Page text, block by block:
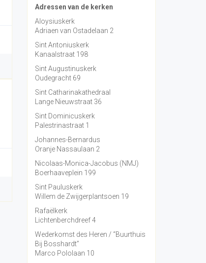
Adressen van de kerken
Aloysiuskerk
Adriaen van Ostadelaan 2
Sint Antoniuskerk
Kanaalstraat 198
Sint Augustinuskerk
Oudegracht 69
Sint Catharinakathedraal
Lange Nieuwstraat 36
Sint Dominicuskerk
Palestrinastraat 1
Johannes-Bernardus
Oranje Nassaulaan 2
Nicolaas-Monica-Jacobus (NMJ)
Boerhaaveplein 199
Sint Pauluskerk
Willem de Zwijgerplantsoen 19
Rafaëlkerk
Lichtenberchdreef 4
Wederkomst des Heren / “Buurthuis
Bij Bosshardt”
Marco Pololaan 10